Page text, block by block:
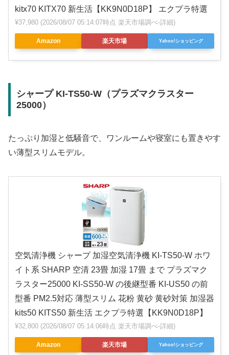
kitx70 KITX70 新生活【KK9N0D18P】 エクプラ特選
¥37,980 (2026/08/07 05:14:07時点 楽天市場調べ-詳細)
Amazon 楽天市場 Yahoo!ショッピング
シャープ KI-TS50-W（プラズマクラスター
25000）
たっぷり加湿と低騒音で、ワンルームや寝室にも置きやす
い薄型スリムモデル。
空気清浄機 シャープ 加湿空気清浄機 KI-TS50-W ホワ
イト系 SHARP 空清 23畳 加湿 17畳 まで プラズマク
ラスター25000 KI-SS50-W の後継型番 KI-US50 の前
型番 PM2.5対応 薄型スリム 花粉 黄砂 黄砂対策 加湿器
kits50 KITS50 新生活 エクプラ特選【KK9N0D18P】
¥32,800 (2026/08/07 05:14:06時点 楽天市場調べ-詳細)
Amazon 楽天市場 Yahoo!ショッピング